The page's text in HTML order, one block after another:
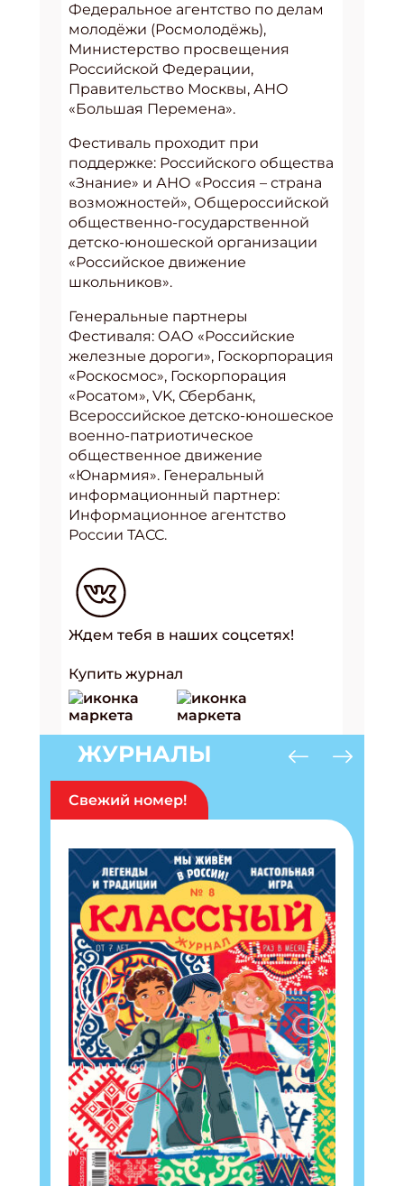
Федеральное агентство по делам
молодёжи (Росмолодёжь),
Министерство просвещения
Российской Федерации,
Правительство Москвы, АНО
«Большая Перемена».
Фестиваль проходит при
поддержке: Российского общества
«Знание» и АНО «Россия – страна
возможностей», Общероссийской
общественно-государственной
детско-юношеской организации
«Российское движение
школьников».
Генеральные партнеры
Фестиваля: ОАО «Российские
железные дороги», Госкорпорация
«Роскосмос», Госкорпорация
«Росатом», VK, Сбербанк,
Всероссийское детско-юношеское
военно-патриотическое
общественное движение
«Юнармия». Генеральный
информационный партнер:
Информационное агентство
России ТАСС.
Ждем тебя в наших соцсетях!
Купить журнал
ЖУРНАЛЫ
Свежий номер!